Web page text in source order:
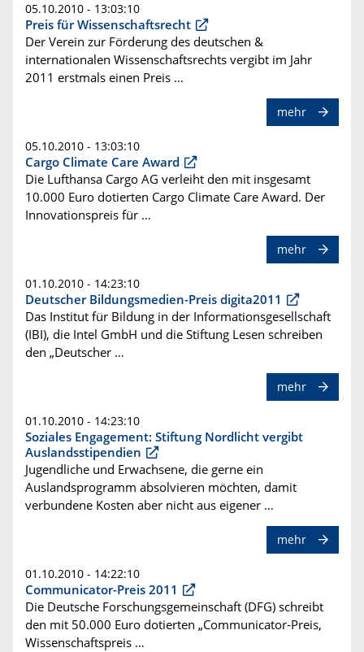
05.10.2010 - 13:03:10
Preis für Wissenschaftsrecht
Der Verein zur Förderung des deutschen &
internationalen Wissenschaftsrechts vergibt im Jahr
2011 erstmals einen Preis …
mehr
05.10.2010 - 13:03:10
Cargo Climate Care Award
Die Lufthansa Cargo AG verleiht den mit insgesamt
10.000 Euro dotierten Cargo Climate Care Award. Der
Innovationspreis für …
mehr
01.10.2010 - 14:23:10
Deutscher Bildungsmedien-Preis digita2011
Das Institut für Bildung in der Informationsgesellschaft
(IBI), die Intel GmbH und die Stiftung Lesen schreiben
den „Deutscher …
mehr
01.10.2010 - 14:23:10
Soziales Engagement: Stiftung Nordlicht vergibt
Auslandsstipendien
Jugendliche und Erwachsene, die gerne ein
Auslandsprogramm absolvieren möchten, damit
verbundene Kosten aber nicht aus eigener …
mehr
01.10.2010 - 14:22:10
Communicator-Preis 2011
Die Deutsche Forschungsgemeinschaft (DFG) schreibt
den mit 50.000 Euro dotierten „Communicator-Preis,
Wissenschaftspreis …